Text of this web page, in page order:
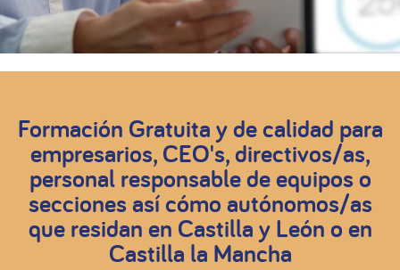
Formación Gratuita y de calidad para
empresarios, CEO's, directivos/as,
personal responsable de equipos o
secciones así cómo autónomos/as
que residan en Castilla y León o en
Castilla la Mancha